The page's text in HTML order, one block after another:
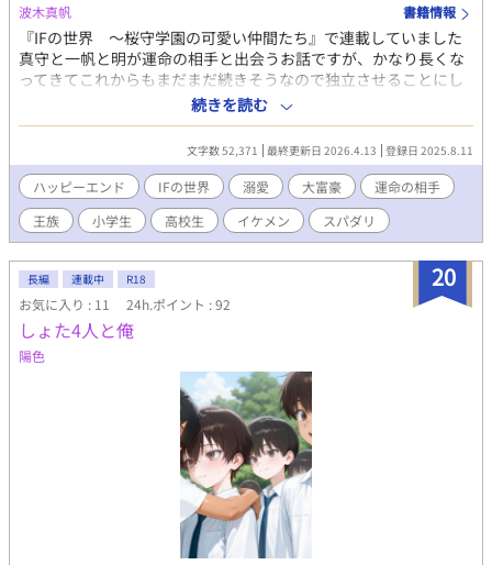
波木真帆 書籍情報
『IFの世界 〜桜守学園の可愛い仲間たち』で連載していました
真守と一帆と明が運命の相手と出会うお話ですが、かなり長くな
ってきてこれからもまだまだ続きそうなので独立させることにし
ました。 このお話では 真守＆セオドア 一帆＆ラミロ アロン＆
明 の3組のカップルが運命の出会いを果たしてからイギリスでイ
チャラブ生活をするお話を書いていきます。 未成年なのでR18は
ほとんど出て来ませんがこれから先出てくる可能性があるので
R18設定にしています。 R18には※つけます。
続きを読む
文字数 52,371 最終更新日 2026.4.13 登録日 2025.8.11
ハッピーエンド IFの世界 溺愛 大富豪
運命の相手
王族
小学生 高校生 イケメン スパダリ
20
長編 連載中 R18
お気に入り : 11 24h.ポイント : 92
しょた4人と俺
陽色